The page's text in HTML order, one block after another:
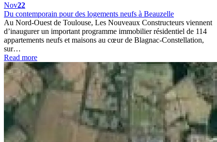
Nov22
Du contemporain pour des logements neufs à Beauzelle
Au Nord-Ouest de Toulouse, Les Nouveaux Constructeurs viennent
d’inaugurer un important programme immobilier résidentiel de 114
appartements neufs et maisons au cœur de Blagnac-Constellation,
sur…
Read more